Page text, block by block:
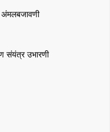
अंमलबजावणी
संयंत्र उभारणी